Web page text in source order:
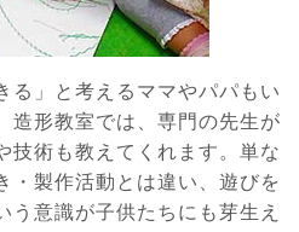
る」と考えるママやパパもい
造形教室では、専門の先生が
技術も教えてくれます。単な
・製作活動とは違い、遊びを
う意識が子供たちにも芽生え